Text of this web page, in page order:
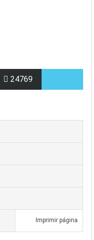
24769
Imprimir página